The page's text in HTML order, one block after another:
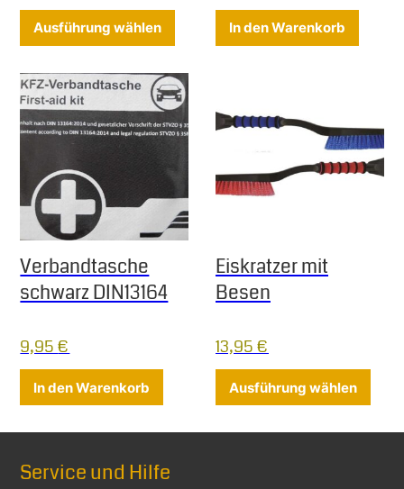
Ausführung wählen Dieses Produkt weist mehrere
In den Warenkorb
Verbandtasche
schwarz DIN13164
9,95€
In den Warenkorb
Eiskratzer mit
Besen
13,95€
Ausführung wählen
Service und Hilfe